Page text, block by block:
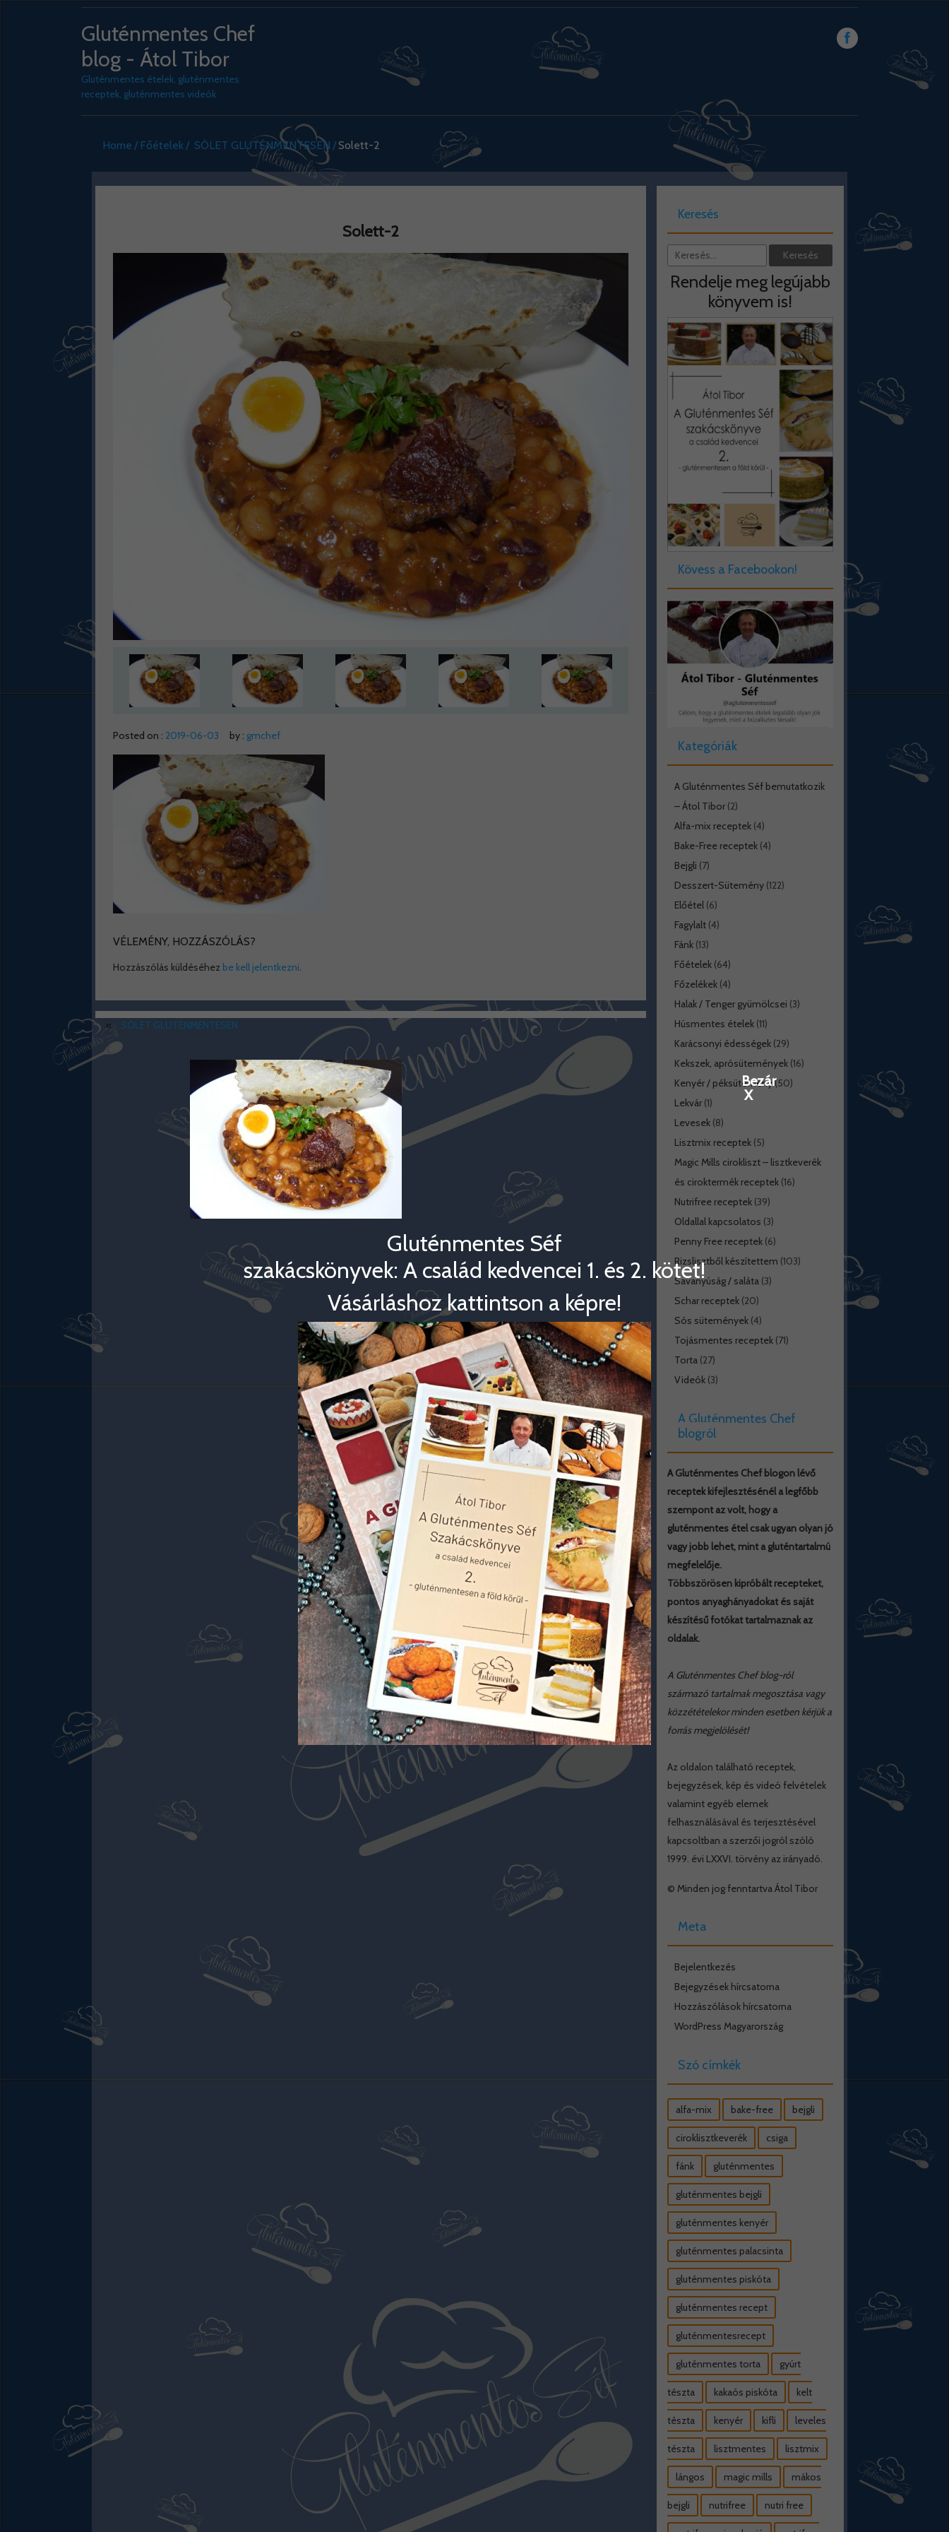
Gluténmentes Chef
blog - Átol Tibor
Gluténmentes ételek, gluténmentes
receptek, gluténmentes videók
Home Főételek SÓLET GLUTÉNMENTESEN Solett-2
Solett-2
Posted on : 2019-06-03 by : gmchef
VÉLEMÉNY, HOZZÁSZÓLÁS?
Hozzászólás küldéséhez be kell jelentkezni
« SÓLET GLUTÉNMENTESEN
Keresés
Rendelje meg legújabb
könyvem is!
Kövess a Facebookon!
Kategóriák
A Gluténmentes Séf bemutatkozik
– Átol Tibor(2)
Alfa-mix receptek(4)
Bake-Free receptek(4)
Bejgli (7)
Desszert-Sütemény(122)
Előétel(6)
Fagylalt(4)
Fánk(13)
Főételek(64)
Főzelékek(4)
Halak / Tenger gyümölcsei (3)
Húsmentes ételek(11)
Karácsonyi édességek(29)
Kekszek, aprósütemények(16)
Kenyér / péksütemény(50)
Lekvár(1)
Levesek(8)
Lisztmix receptek(5)
Magic Mills cirokliszt – lisztkeverék
és ciroktermék receptek(16)
Nutrifree receptek(39)
Oldallal kapcsolatos (3)
Penny Free receptek(6)
Rizslisztből készítettem (103)
Savanyúság / saláta(3)
Schar receptek(20)
Sós sütemények(4)
Tojásmentes receptek(71)
Torta(27)
Videók(3)
A Gluténmentes Chef
blogról
A Gluténmentes Chef blogon lévő
receptek kifejlesztésénél a legfőbb
szempont az volt, hogy a
gluténmentes étel csak ugyan olyan jó
vagy jobb lehet, mint a gluténtartalmú
megfelelője.
Többszörösen kipróbált recepteket,
pontos anyaghányadokat és saját
készítésű fotókat tartalmaznak az
oldalak.
A Gluténmentes Chef blog-ról
származó tartalmak megosztása vagy
közzétételekor minden esetben kérjük a
forrás megjelölését!
Az oldalon található receptek,
bejegyzések, kép és videó felvételek
valamint egyéb elemek
felhasználásával és terjesztésével
kapcsoltban a szerzői jogról szóló
1999. évi LXXVI. törvény az irányadó.
© Minden jog fenntartva Átol Tibor
Meta
Bejelentkezés
Bejegyzések hírcsatorna
Hozzászólások hírcsatorna
WordPress Magyarország
Szó címkék
alfa-mix bake-free bejgli
ciroklisztkeverék csiga
fánk gluténmentes
gluténmentes bejgli
gluténmentes kenyér
gluténmentes palacsinta
gluténmentes piskóta
gluténmentes recept
gluténmentesrecept
gluténmentes torta gyúrt
tészta kakaós piskóta kelt
tészta kenyér kifli leveles
tészta lisztmentes lisztmix
lángos magic mills mákos
bejgli nutrifree nutri free
Gluténmentes Séf
szakácskönyvek: A család kedvencei 1. és 2. kötet!
Vásárláshoz kattintson a képre!
Bezár
X